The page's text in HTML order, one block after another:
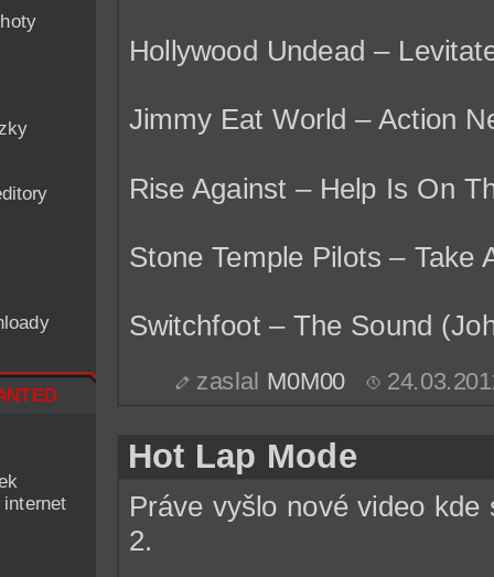
Hollywood Undead –
Jimmy Eat World – Action
Rise Against – Help Is On
Stone Temple Pilots – Take
Switchfoot – The Sound
zaslal M0M00
Hot Lap Mode
Práve vyšlo nové video
2.